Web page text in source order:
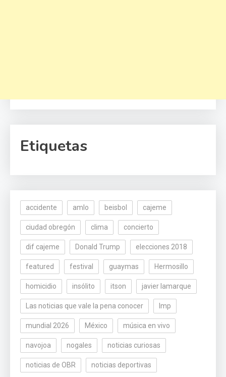
Etiquetas
accidente amlo beisbol cajeme
ciudad obregón clima concierto
dif cajeme Donald Trump elecciones 2018
featured festival guaymas Hermosillo
homicidio insólito itson javier lamarque
Las noticias que vale la pena conocer lmp
mundial 2026 México música en vivo
navojoa nogales noticias curiosas
noticias de OBR noticias deportivas